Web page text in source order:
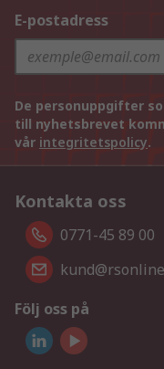
E-postadress
De personuppgifter
till nyhetsbrevet
vår integritetspolicy.
Kontakta oss
0771-45 89 00
Följ oss på